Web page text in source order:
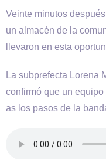
Veinte minutos
un almacén de la
llevaron en esta
La subprefecta Lorena
confirmó que un
as los pasos de la